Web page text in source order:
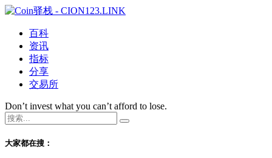
百科
资讯
指标
分享
交易所
Don’t invest what you can’t afford to lose.
大家都在搜：